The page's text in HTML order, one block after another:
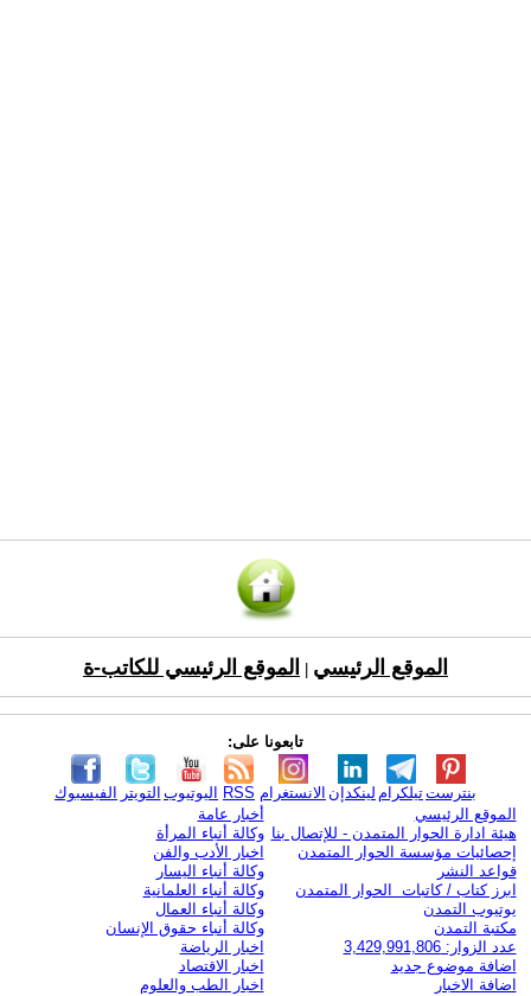
الموقع الرئيسي الموقع الرئيسي للكاتب-ة
تابعونا على:
الفيسبوك التويتر اليوتيوب RSS الانستغرام لينكدإن تيلكرامبنترست
الموقع الرئيسي
هيئة ادارة الحوار المتمدن - للإتصال بنا
إحصائيات مؤسسة الحوار المتمدن
قواعد النشر
ابرز كتاب / كاتبات الحوار المتمدن
يوتيوب التمدن
مكتبة التمدن
عدد الزوار: 3,429,991,806
اضافة موضوع جديد
اضافة الاخبار
أخبار عامة
وكالة أنباء المرأة
اخبار الأدب والفن
وكالة أنباء اليسار
وكالة أنباء العلمانية
وكالة أنباء العمال
وكالة أنباء حقوق الإنسان
اخبار الرياضة
اخبار الاقتصاد
اخبار الطب والعلوم